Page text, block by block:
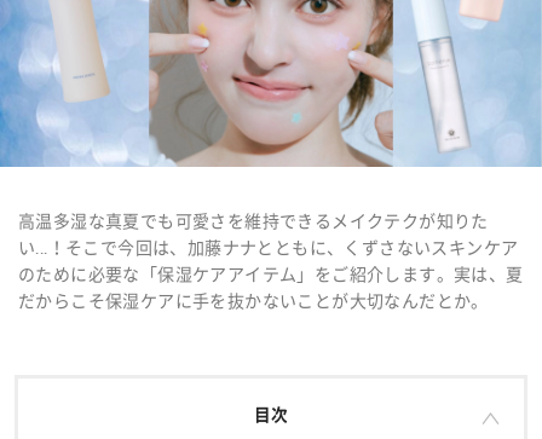
高温多湿な真夏でも可愛さを維持できるメイクテクが知りた
い...！そこで今回は、加藤ナナとともに、くずさないスキンケア
のために必要な「保湿ケアアイテム」をご紹介します。実は、夏
だからこそ保湿ケアに手を抜かないことが大切なんだとか。
目次